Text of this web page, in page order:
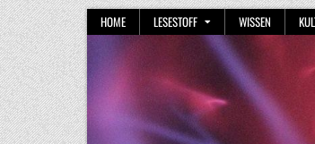
Skip
to
content
HOME LESESTOFF WISSEN